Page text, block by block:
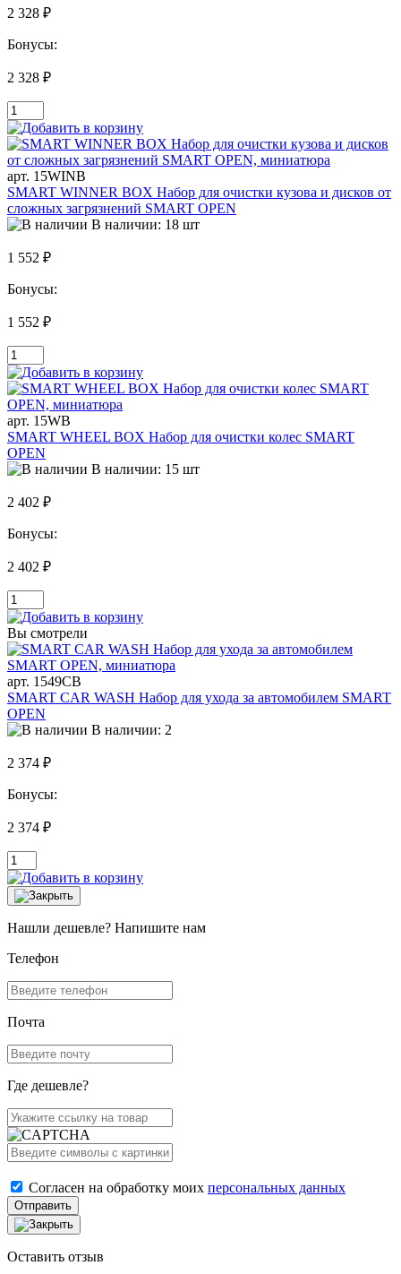
2 328 ₽
Бонусы:
2 328 ₽
арт. 15WINB
SMART WINNER BOX Набор для очистки кузова и дисков от
сложных загрязнений SMART OPEN
В наличии: 18 шт
1 552 ₽
Бонусы:
1 552 ₽
арт. 15WB
SMART WHEEL BOX Набор для очистки колес SMART
OPEN
В наличии: 15 шт
2 402 ₽
Бонусы:
2 402 ₽
Вы смотрели
арт. 1549CB
SMART CAR WASH Набор для ухода за автомобилем SMART
OPEN
В наличии: 2
2 374 ₽
Бонусы:
2 374 ₽
Нашли дешевле? Напишите нам
Телефон
Почта
Где дешевле?
Согласен на обработку моих персональных данных
Отправить
Оставить отзыв